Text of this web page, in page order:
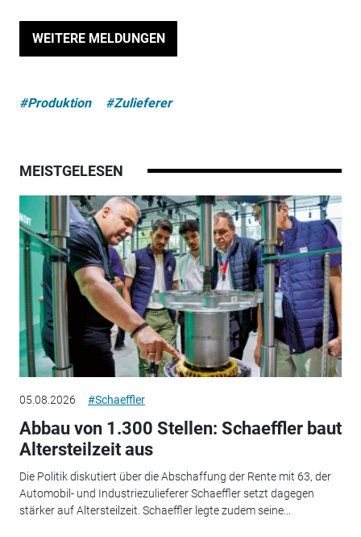
WEITERE MELDUNGEN
#Produktion #Zulieferer
MEISTGELESEN
05.08.2026 #Schaeffler
Abbau von 1.300 Stellen: Schaeffler baut
Altersteilzeit aus
Die Politik diskutiert über die Abschaffung der Rente mit 63, der
Automobil- und Industriezulieferer Schaeffler setzt dagegen
stärker auf Altersteilzeit. Schaeffler legte zudem seine...